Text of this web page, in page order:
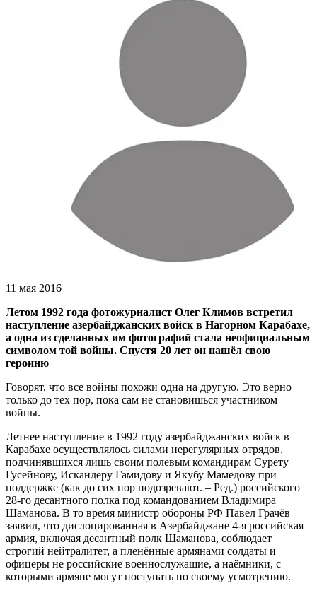
11 мая 2016
Летом 1992 года фотожурналист Олег Климов встретил
наступление азербайджанских войск в Нагорном Карабахе,
а одна из сделанных им фотографий стала неофициальным
символом той войны. Спустя 20 лет он нашёл свою
героиню
Говорят, что все войны похожи одна на другую. Это верно
только до тех пор, пока сам не становишься участником
войны.
Летнее наступление в 1992 году азербайджанских войск в
Карабахе осуществлялось силами нерегулярных отрядов,
подчинявшихся лишь своим полевым командирам Сурету
Гусейнову, Искандеру Гамидову и Якубу Мамедову при
поддержке (как до сих пор подозревают. – Ред.) российского
28-го десантного полка под командованием Владимира
Шаманова. В то время министр обороны РФ Павел Грачёв
заявил, что дислоцированная в Азербайджане 4-я российская
армия, включая десантный полк Шаманова, соблюдает
строгий нейтралитет, а пленённые армянами солдаты и
офицеры не российские военнослужащие, а наёмники, с
которыми армяне могут поступать по своему усмотрению.